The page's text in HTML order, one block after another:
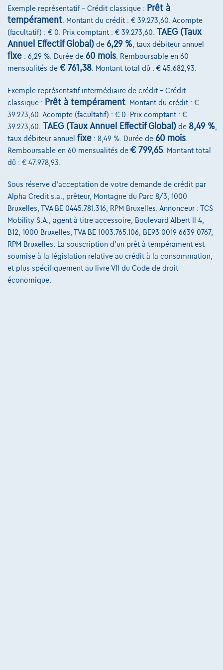
Volkswagen T-Roc
T-Roc R-Line Ultimate 1.5 TSI 110 kW (150 ch) 7 vitesses DSG
11/2025
12.000 km Essence
Automatique
110 kW ( 148 CV )
€33.490 ✓TVA déductible
/mois
€10.552,68
Exemple représentatif – Crédit classique : Prêt à
tempérament . Montant du crédit : € 39.273,60. Acompte
(facultatif) : € 0. Prix comptant : € 39.273,60. TAEG (Taux
Annuel Effectif Global) de 6,29 % , taux débiteur annuel
fixe : 6,29 %. Durée de 60 mois . Remboursable en 60
mensualités de € 761,38 . Montant total dû : € 45.682,93.
Exemple représentatif intermédiaire de crédit – Crédit
classique : Prêt à tempérament . Montant du crédit : €
39.273,60. Acompte (facultatif) : € 0. Prix comptant : €
39.273,60. TAEG (Taux Annuel Effectif Global) de 8,49 %
taux débiteur annuel fixe : 8,49 %. Durée de 60 mois
Remboursable en 60 mensualités de € 799,65. Montant total
dû : € 47.978,93.
Sous réserve d'acceptation de votre demande de crédit par
Alpha Credit s.a., prêteur, Montagne du Parc 8/3, 1000
Bruxelles, TVA BE 0445.781.316, RPM Bruxelles. Annonceur : TCS
Mobility S.A., agent à titre accessoire, Boulevard Albert II 4,
B12, 1000 Bruxelles, TVA BE 1003.765.106, BE93 0019 6639 0767,
RPM Bruxelles. La souscription d'un prêt à tempérament est
soumise à la législation relative au crédit à la consommation,
et plus spécifiquement au livre VII du Code de droit
économique.